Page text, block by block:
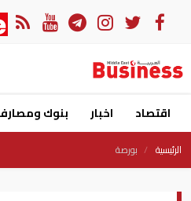
اقتصاد اخبار بنوك
الرئيسية بورصة